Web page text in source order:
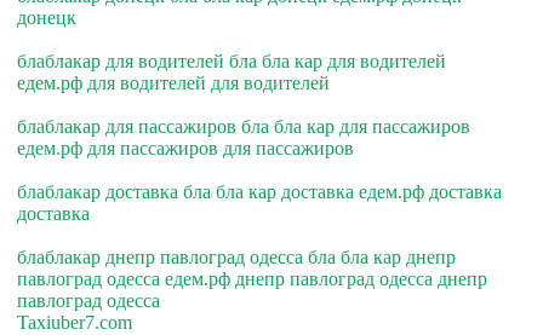
донецк
блаблакар для водителей бла бла кар для водителей
едем.рф для водителей для водителей
блаблакар для пассажиров бла бла кар для пассажиров
едем.рф для пассажиров для пассажиров
блаблакар доставка бла бла кар доставка едем.рф доставка
доставка
блаблакар днепр павлоград одесса бла бла кар днепр
павлоград одесса едем.рф днепр павлоград одесса днепр
павлоград одесса
Taxiuber7.com